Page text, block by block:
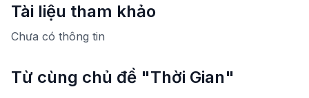
Tài liệu tham khảo
Chưa có thông tin
Từ cùng chủ đề "Thời Gian"